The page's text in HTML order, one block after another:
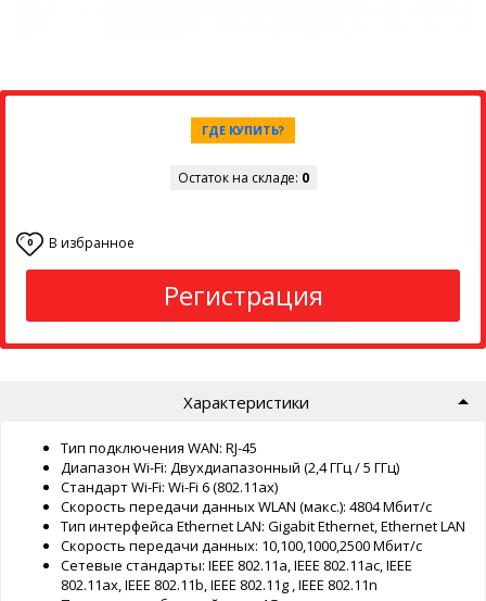
ГДЕ КУПИТЬ?
Остаток на складе: 0
0 В избранное
Регистрация
Характеристики
Тип подключения WAN: RJ-45
Диапазон Wi-Fi: Двухдиапазонный (2,4 ГГц / 5 ГГц)
Стандарт Wi-Fi: Wi-Fi 6 (802.11ax)
Скорость передачи данных WLAN (макс.): 4804 Мбит/с
Тип интерфейса Ethernet LAN: Gigabit Ethernet, Ethernet LAN
Cкорость передачи данных: 10,100,1000,2500 Мбит/с
Сетевые стандарты: IEEE 802.11a, IEEE 802.11ac, IEEE
802.11ax, IEEE 802.11b, IEEE 802.11g , IEEE 802.11n